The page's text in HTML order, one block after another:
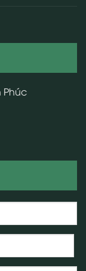
Phúc